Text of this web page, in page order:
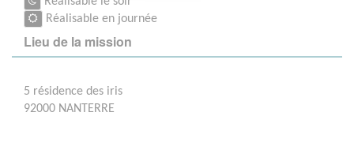
Réalisable en journée
Lieu de la mission
5 résidence des iris
92000 NANTERRE